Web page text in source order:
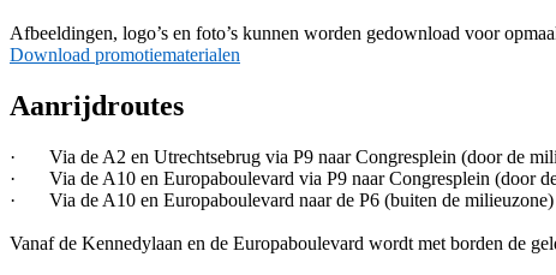
Afbeeldingen, logo’s en foto’s kunnen worden gedownload voor
Download promotiematerialen
Aanrijdroutes
· Via de A2 en Utrechtsebrug via P9 naar Congresplein (door de
· Via de A10 en Europaboulevard via P9 naar Congresplein (door
· Via de A10 en Europaboulevard naar de P6 (buiten de milieuzone)
Vanaf de Kennedylaan en de Europaboulevard wordt met borden de